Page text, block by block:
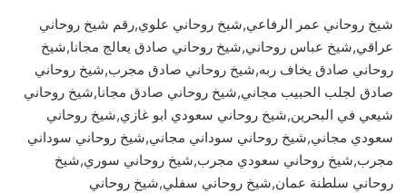
شيخ روحاني عمر الرفاعي,شيخ روحاني علوي,رقم شيخ روحاني
عراقي,شيخ عباس روحاني,شيخ روحاني صادق يعالج مجانا,شيخ
روحاني صادق يخاف ربه,شيخ روحاني صادق مجرب,شيخ روحاني
صادق لجلب الحبيب مجاني,شيخ روحاني صادق مجانا,شيخ روحاني
شيعي في البحرين,شيخ روحاني سعودي ابو غازي,شيخ روحاني
سعودي مجاني,شيخ روحاني سوداني مجاني,شيخ روحاني سوداني
مجرب,شيخ روحاني سعودي مجرب,شيخ روحاني سوري,شيخ
روحاني سلطنة عمان,شيخ روحاني سفلي,شيخ روحاني